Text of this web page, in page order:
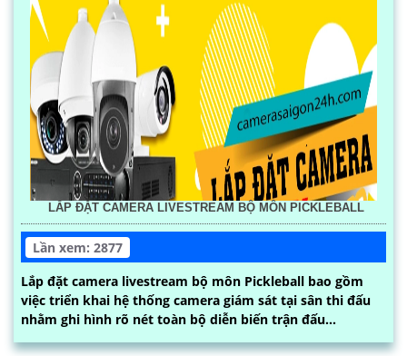
LẮP ĐẶT CAMERA LIVESTREAM BỘ MÔN PICKLEBALL
Lần xem: 2877
Lắp đặt camera livestream bộ môn Pickleball bao gồm
việc triển khai hệ thống camera giám sát tại sân thi đấu
nhằm ghi hình rõ nét toàn bộ diễn biến trận đấu...